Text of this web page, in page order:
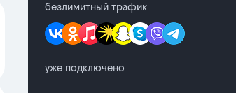
безлимитный трафик
уже подключено